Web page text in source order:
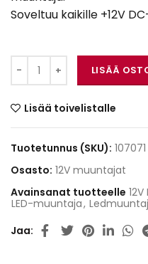
Soveltuu kaikille +12V
Ledmuuntaja Snappy
LISÄÄ
Lisää toivelistalle
Tuotetunnus (SKU): 107071
Osasto: 12V muuntajat
Avainsanat tuotteelle 12V
LED-muuntaja,
Jaa